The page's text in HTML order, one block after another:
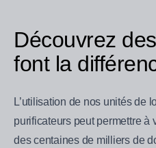
Découvrez
font la
L’utilisation de nos unités de
purificateurs peut permettre à
des centaines de milliers de